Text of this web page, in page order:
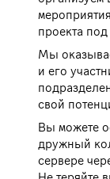
проекта
Мы
и его
свой
Вы можете
дружный
сервере